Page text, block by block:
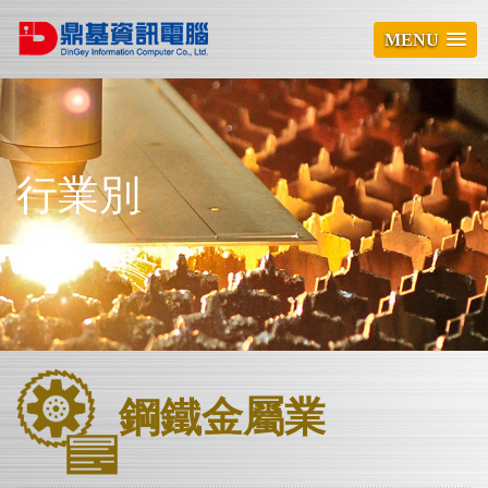
MENU
行業別
鋼鐵金屬業